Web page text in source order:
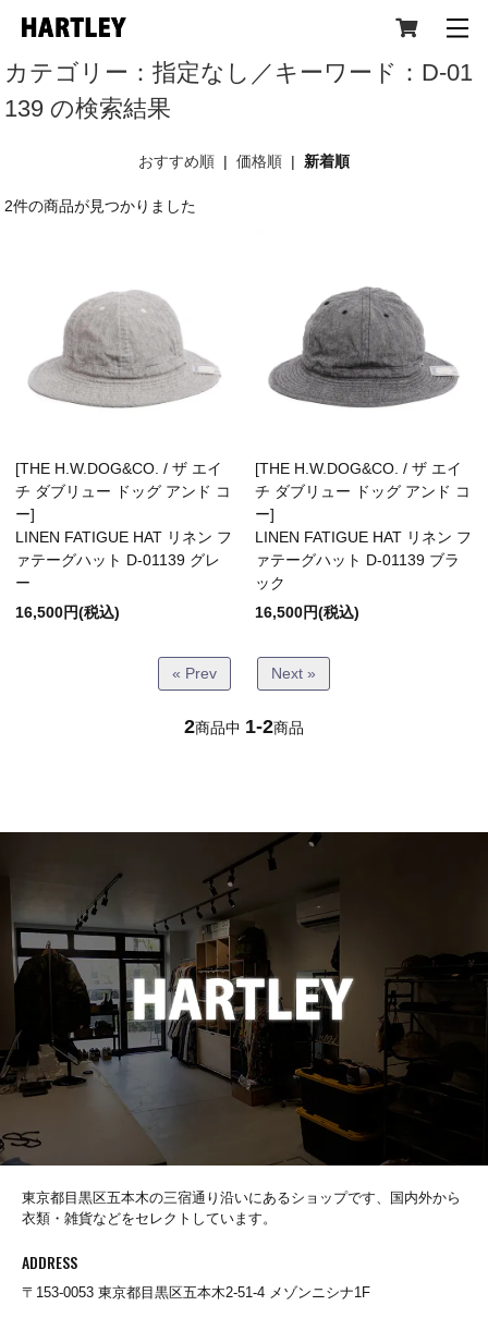
カテゴリー：指定なし／キーワード：D-01
139 の検索結果
おすすめ順 | 価格順 | 新着順
2件の商品が見つかりました
[THE H.W.DOG&CO. / ザ エイ
チ ダブリュー ドッグ アンド コ
ー]
LINEN FATIGUE HAT リネン フ
ァテーグハット D-01139 グレ
ー
16,500円(税込)
[THE H.W.DOG&CO. / ザ エイ
チ ダブリュー ドッグ アンド コ
ー]
LINEN FATIGUE HAT リネン フ
ァテーグハット D-01139 ブラ
ック
16,500円(税込)
« Prev Next »
2商品中 1-2商品
CATEGORY
Tops(トップス)
Bottoms(ボトムス)
Headwear(キャップ,ハット等)
Footwear(シューズ,ブーツ,サンダル等)
Accessories(ファッション小物)
Watches(腕時計)
Socks(靴下)
Underwear(下着)
Other(その他)
東京都目黒区五本木の三宿通り沿いにあるショップです、国内外から
衣類・雑貨などをセレクトしています。
ADDRESS
〒153-0053 東京都目黒区五本木2-51-4 メゾンニシナ1F